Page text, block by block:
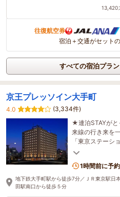
13,420
往復航空券
宿泊＋交通がセット
すべての宿泊プラン
京王プレッソイン大手町
4.0
(3,334件)
★連泊STAYがと
来線の行き来を
「東京ステーシ
食もリニューアル
1時間前に予
地下鉄大手町駅から徒歩7分／ＪＲ東京駅日
田駅南口から徒歩５分